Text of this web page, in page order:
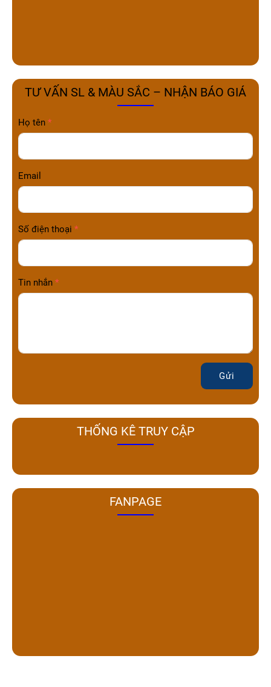
TƯ VẤN SL & MÀU SẮC – NHẬN BÁO GIÁ
Họ tên
Email
Số điện thoại
Tin nhắn
Gửi
THỐNG KÊ TRUY CẬP
FANPAGE